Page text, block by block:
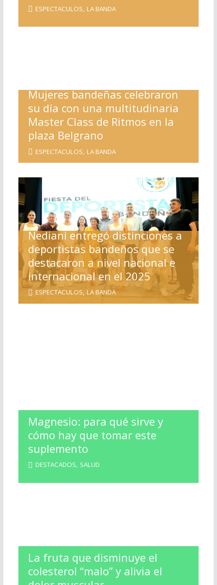
ESPECTACULOS LA BANDA
Mujeres bandeñas celebraron
su día con una multitudinaria
Master Class de Ritmos en la
plaza Belgrano
ESPECTACULOS LA BANDA
Nediani entregó distinciones a
deportistas bandeños que se
destacaron a nivel nacional e
internacional en el 2025
ESPECTACULOS, LA BANDA
Magnesio: para qué sirve y
cómo hay que tomar este
suplemento
DESTACADOS, SALUD
La fruta que disminuye el
colesterol “malo” y alivia el